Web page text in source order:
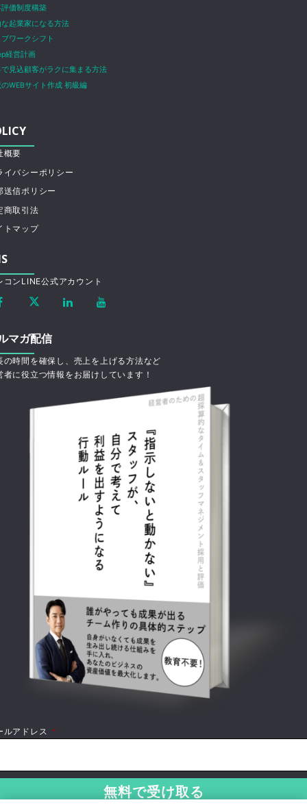
価制度構築
起業家になる方法
ワークシフト
経営計画
見込顧客がラクに集まる方法
WEBサイト作成 初級編
概要
イバシーポリシー
送信ポリシー
商取引法
トマップ
コンLINE公式アカウント
マガ配信
の時間を確保し、売上を上げる方法など
者に役立つ情報をお届けしています！
ルアドレス *